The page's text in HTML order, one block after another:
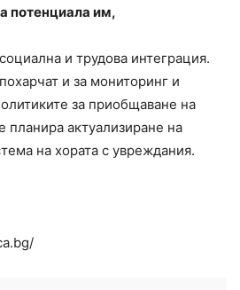
потенциала им,
и трудова интеграция.
и за мониторинг и
за приобщаване на
актуализиране на
на хората с увреждания.